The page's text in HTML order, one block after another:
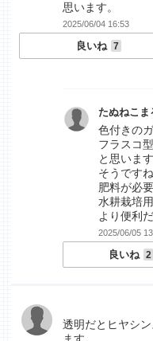
思います。
2025/06/04 16:53
良いね 7
たぬねこま
色付きの
フラスコ
と思います
そうですね
肥料が必
水耕栽培
より便利
2025/06/05
良いね 2
透明だとヒヤシ